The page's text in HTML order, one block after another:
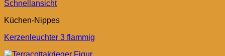
Schnellansicht
Küchen-Nippes
Kerzenleuchter 3 flammig